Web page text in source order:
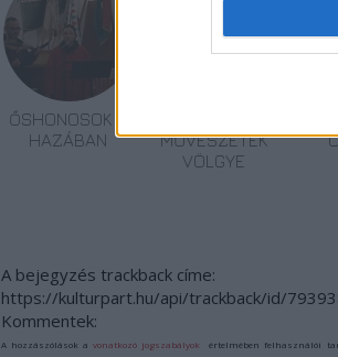
I want to
ŐSHONOSOK A
HAZÁBAN
MŰVÉSZETEK
VÖLGYE
A bejegyzés trackback címe:
https://kulturpart.hu/api/trackback/id/
Kommentek:
A hozzászólások avonatkozó jogszabályok értelmében felhasználói